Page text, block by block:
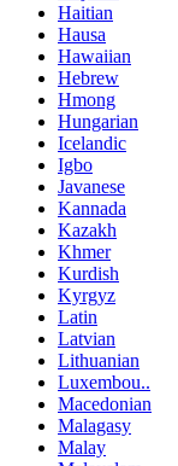
Haitian
Hausa
Hawaiian
Hebrew
Hmong
Hungarian
Icelandic
Igbo
Javanese
Kannada
Kazakh
Khmer
Kurdish
Kyrgyz
Latin
Latvian
Lithuanian
Luxembou..
Macedonian
Malagasy
Malay